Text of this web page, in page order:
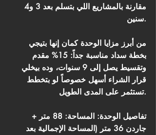
مقارنة بالمشاريع اللي بتسلم بعد 3 و4
سنين.
من أبرز مزايا الوحدة كمان إنها بتيجي
بخطة سداد مناسبة جداً: 15% مقدم
وتقسيط يصل إلى 9 سنوات، وده بيخلي
قرار الشراء أسهل خصوصاً لو بتخطط
تستثمر على المدى الطويل.
تفاصيل الوحدة: المساحة: 88 متر +
جاردن 36 متر (المساحة الإجمالية بعد